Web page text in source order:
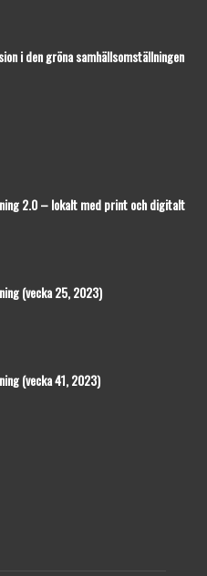
i den gröna samhällsomställningen
2.0 – lokalt med print och digitalt
(vecka 25, 2023)
(vecka 41, 2023)